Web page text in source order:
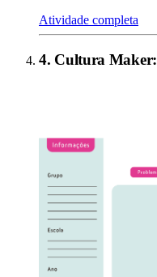
Atividade completa
4. Cultura Maker: